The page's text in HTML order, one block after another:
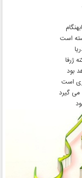
است
ژرفا
بود
است
گیرد